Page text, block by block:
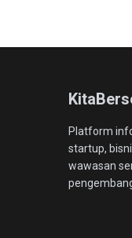
Platform
startup,
wawasan